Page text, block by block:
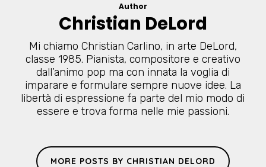
Author
Christian DeLord
Mi chiamo Christian Carlino, in arte DeLord,
classe 1985. Pianista, compositore e creativo
dall’animo pop ma con innata la voglia di
imparare e formulare sempre nuove idee. La
libertà di espressione fa parte del mio modo di
essere e trova forma nelle mie passioni.
MORE POSTS BY CHRISTIAN DELORD